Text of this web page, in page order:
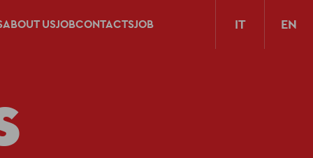
ABOUT USJOBCONTACTSJOB IT EN